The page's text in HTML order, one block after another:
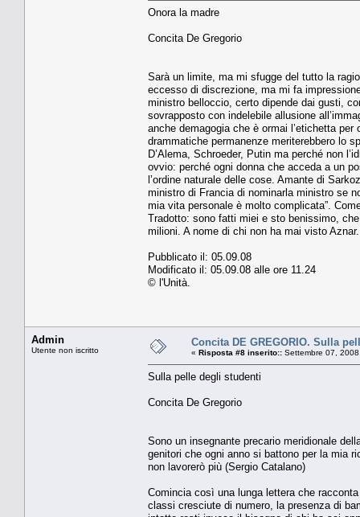
Onora la madre
Concita De Gregorio
Sarà un limite, ma mi sfugge del tutto la
eccesso di discrezione, ma mi fa
ministro belloccio, certo dipende dai gusti,
sovrapposto con indelebile allusione
anche demagogia che è ormai l’etichetta
drammatiche permanenze meriterebbero lo
D’Alema, Schroeder, Putin ma perché non
ovvio: perché ogni donna che acceda a un
l’ordine naturale delle cose. Amante di
ministro di Francia di nominarla ministro se
mia vita personale è molto complicata”.
Tradotto: sono fatti miei e sto benissimo,
milioni. A nome di chi non ha mai visto
Pubblicato il: 05.09.08
Modificato il: 05.09.08 alle ore 11.24
© l'Unità.
Admin
Utente non iscritto
Concita DE GREGORIO. Sulla
« Risposta #8 inserito:: Settembre 07,
Sulla pelle degli studenti
Concita De Gregorio
Sono un insegnante precario meridionale
genitori che ogni anno si battono per la mia
non lavorerò più (Sergio Catalano)
Comincia così una lunga lettera che
classi cresciute di numero, la presenza di